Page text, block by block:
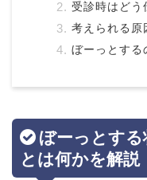
受診時はどう
考えられる原
ぼーっとする
ぼーっとする
とは何かを解説